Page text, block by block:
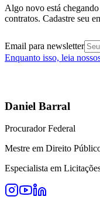
Algo novo está
contratos. Cadastre seu
Email para newsletter
Enquanto isso, leia
Daniel Barral
Procurador Federal
Mestre em Direito
Especialista em